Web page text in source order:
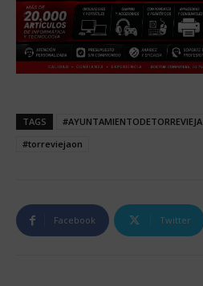
TAGS #AYUNTAMIENTODETORREVIEJA
#torreviejaon
Facebook Twitter